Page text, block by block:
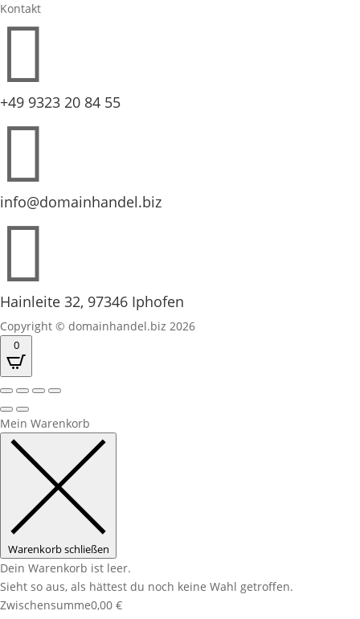
Kontakt

+49 9323 20 84 55

info@domainhandel.biz

Hainleite 32, 97346 Iphofen
Copyright © domainhandel.biz 2026
0
Mein Warenkorb
Warenkorb schließen
Dein Warenkorb ist leer.
Sieht so aus, als hättest du noch keine Wahl getroffen.
Zwischensumme0,00 €